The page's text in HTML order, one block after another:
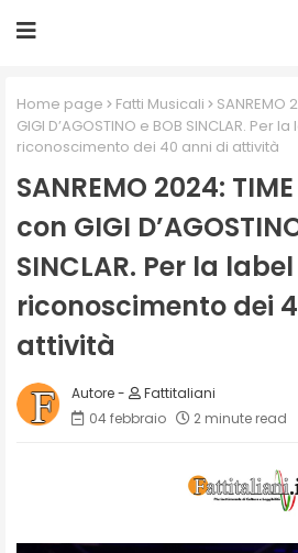
Home page Fatti Musicali
SANREMO
GIGI D’AGOSTINO e BOB SINCLAR. Per
riconoscimento dei 40 anni di attività
SANREMO 2024: TIME
con GIGI
SINCLAR. Per la
riconoscimento dei
attività
Fattitaliani
04 febbraio
2 minute read